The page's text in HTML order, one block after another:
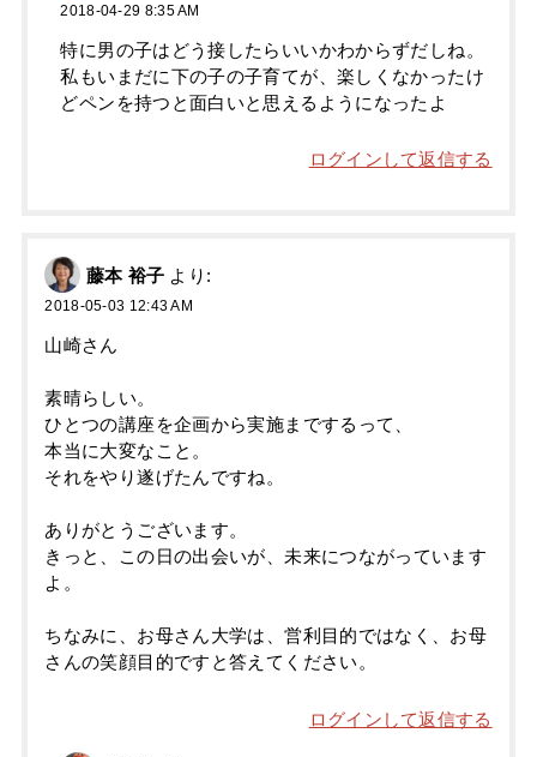
2018-04-29 8:35 AM
特に男の子はどう接したらいいかわからずだしね。
私もいまだに下の子の子育てが、楽しくなかったけ
どペンを持つと面白いと思えるようになったよ
ログインして返信する
藤本 裕子 より:
2018-05-03 12:43 AM
山崎さん
素晴らしい。
ひとつの講座を企画から実施までするって、
本当に大変なこと。
それをやり遂げたんですね。
ありがとうございます。
きっと、この日の出会いが、未来につながっています
よ。
ちなみに、お母さん大学は、営利目的ではなく、お母
さんの笑顔目的ですと答えてください。
ログインして返信する